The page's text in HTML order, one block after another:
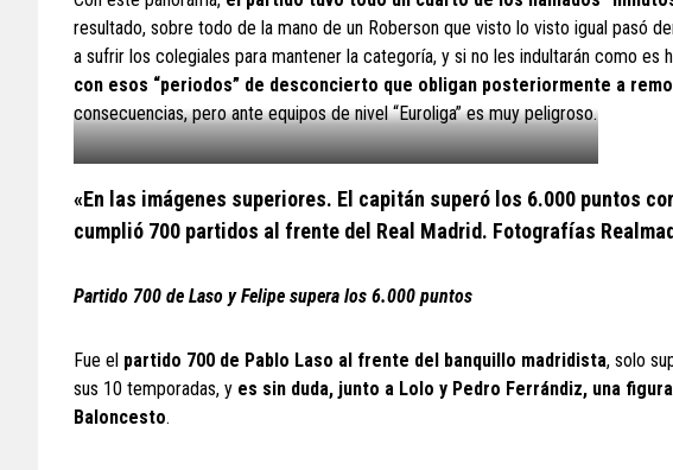
resultado, sobre todo de la mano de un Roberson que visto lo visto igual pasó
a sufrir los colegiales para mantener la categoría, y si no les indultarán como es
con esos “periodos” de desconcierto que obligan posteriormente a
consecuencias, pero ante equipos de nivel “Euroliga” es muy peligroso.
.
«En las imágenes superiores. El capitán superó los 6.000 puntos
cumplió 700 partidos al frente del Real Madrid. Fotografías
Partido 700 de Laso y Felipe supera los 6.000 puntos
Fue el partido 700 de Pablo Laso al frente del banquillo madridista, solo
sus 10 temporadas, y es sin duda, junto a Lolo y Pedro Ferrándiz, una
Baloncesto.